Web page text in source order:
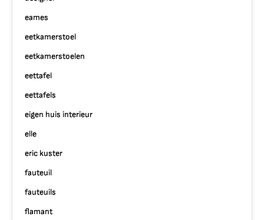
eames
eetkamerstoel
eetkamerstoelen
eettafel
eettafels
eigen huis interieur
elle
eric kuster
fauteuil
fauteuils
flamant